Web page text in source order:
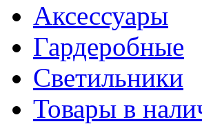
Аксессуары
Гардеробные
Светильники
Товары в